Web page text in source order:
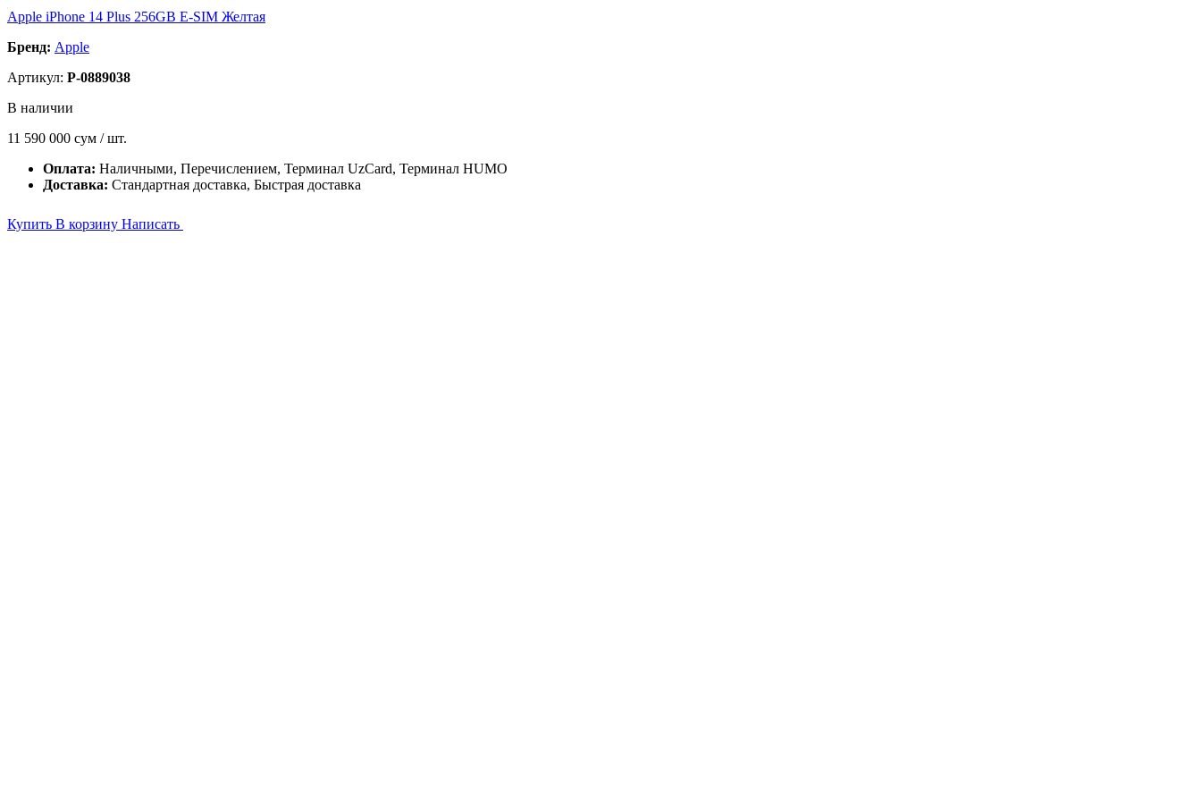
Apple iPhone 14 Plus 256GB E-SIM Желтая
Бренд: Apple
Артикул: P-0889038
В наличии
11 590 000 сум / шт.
Оплата: Наличными, Перечислением, Терминал UzCard, Терминал HUMO
Доставка: Стандартная доставка, Быстрая доставка
Купить В корзину Написать